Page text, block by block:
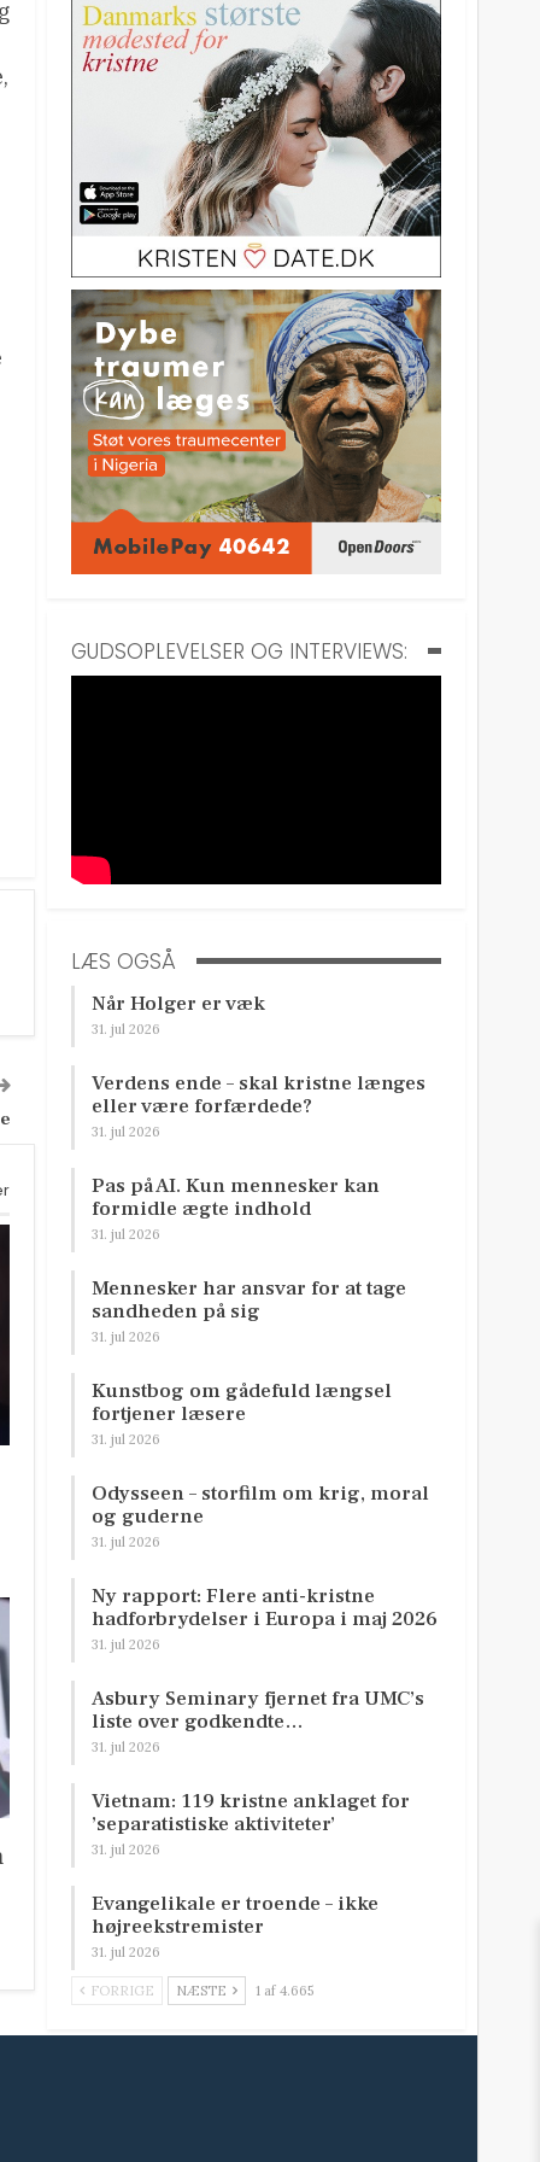
GUDSOPLEVELSER OG INTERVIEWS:
LÆS OGSÅ
Når Holger er væk
31. jul 2026
Verdens ende – skal kristne længes
eller være forfærdede?
31. jul 2026
Pas på AI. Kun mennesker kan
formidle ægte indhold
31. jul 2026
Mennesker har ansvar for at tage
sandheden på sig
31. jul 2026
Kunstbog om gådefuld længsel
fortjener læsere
31. jul 2026
Odysseen – storfilm om krig, moral
og guderne
31. jul 2026
Ny rapport: Flere anti-kristne
hadforbrydelser i Europa i maj 2026
31. jul 2026
Asbury Seminary fjernet fra UMC’s
liste over godkendte…
31. jul 2026
Vietnam: 119 kristne anklaget for
’separatistiske aktiviteter’
31. jul 2026
Evangelikale er troende – ikke
højreekstremister
31. jul 2026
FORRIGE NÆSTE 1 af 4.665